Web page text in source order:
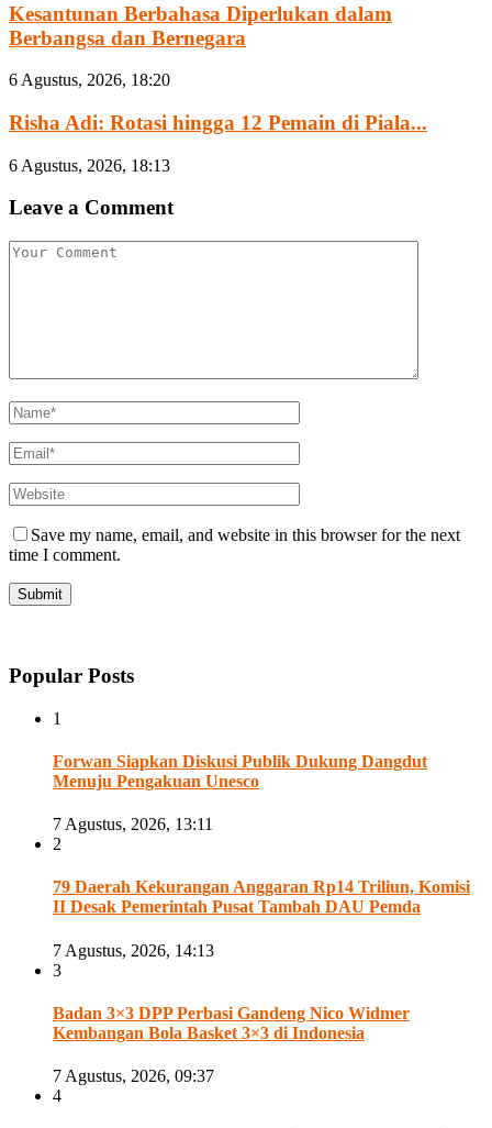
Kesantunan Berbahasa Diperlukan dalam
Berbangsa dan Bernegara
6 Agustus, 2026, 18:20
Risha Adi: Rotasi hingga 12 Pemain di Piala...
6 Agustus, 2026, 18:13
Leave a Comment
Save my name, email, and website in this browser for the next
time I comment.
Popular Posts
1
Forwan Siapkan Diskusi Publik Dukung Dangdut
Menuju Pengakuan Unesco
7 Agustus, 2026, 13:11
2
79 Daerah Kekurangan Anggaran Rp14 Triliun, Komisi
II Desak Pemerintah Pusat Tambah DAU Pemda
7 Agustus, 2026, 14:13
3
Badan 3×3 DPP Perbasi Gandeng Nico Widmer
Kembangan Bola Basket 3×3 di Indonesia
7 Agustus, 2026, 09:37
4